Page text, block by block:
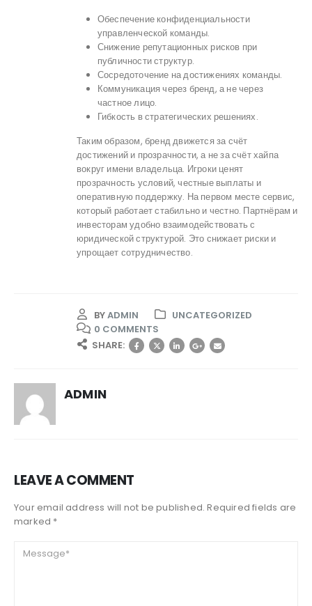
Обеспечение конфиденциальности
управленческой команды.
Снижение репутационных рисков при
публичности структур.
Сосредоточение на достижениях команды.
Коммуникация через бренд, а не через
частное лицо.
Гибкость в стратегических решениях.
Таким образом, бренд движется за счёт
достижений и прозрачности, а не за счёт хайпа
вокруг имени владельца. Игроки ценят
прозрачность условий, честные выплаты и
оперативную поддержку. На первом месте сервис,
который работает стабильно и честно. Партнёрам и
инвесторам удобно взаимодействовать с
юридической структурой. Это снижает риски и
упрощает сотрудничество.
BYADMIN
UNCATEGORIZED
0 COMMENTS
SHARE:
ADMIN
LEAVE A COMMENT
Your email address will not be published. Required fields are
marked *